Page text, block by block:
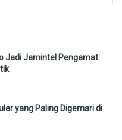
Jadi Jamintel Pengamat:
yang Paling Digemari di